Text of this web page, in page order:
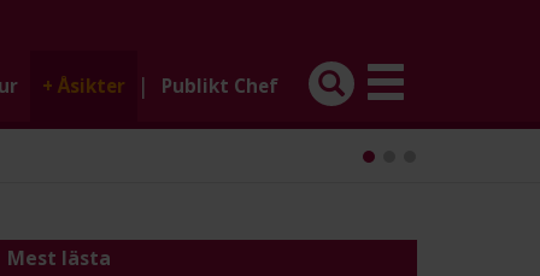
+ Åsikter | Publikt Chef
Mest lästa